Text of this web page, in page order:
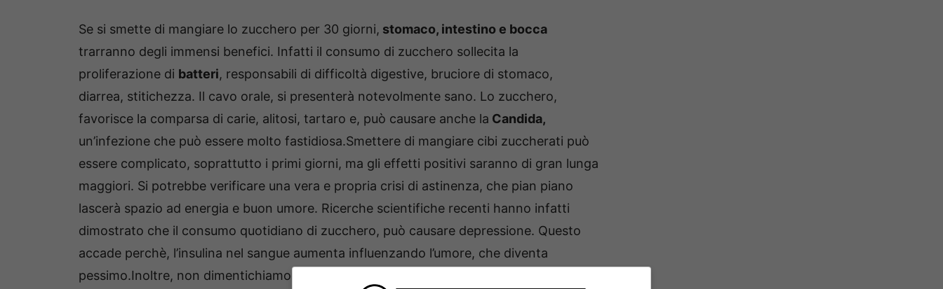
Se si smette di mangiare lo zucchero per 30 giorni, stomaco, intestino e bocca
trarranno degli immensi benefici. Infatti il consumo di zucchero sollecita la
proliferazione di batteri, responsabili di difficoltà digestive, bruciore di stomaco,
diarrea, stitichezza. Il cavo orale, si presenterà notevolmente sano. Lo zucchero,
favorisce la comparsa di carie, alitosi, tartaro e, può causare anche la Candida,
un’infezione che può essere molto fastidiosa.Smettere di mangiare cibi zuccherati può
essere complicato, soprattutto i primi giorni, ma gli effetti positivi saranno di gran lunga
maggiori. Si potrebbe verificare una vera e propria crisi di astinenza, che pian piano
lascerà spazio ad energia e buon umore. Ricerche scientifiche recenti hanno infatti
dimostrato che il consumo quotidiano di zucchero, può causare depressione. Questo
accade perchè, l’insulina nel sangue aumenta influenzando l’umore, che diventa
pessimo.Inoltre, non dimentichiamoci che lo zucchero inibisce il rilascio di serotonina,